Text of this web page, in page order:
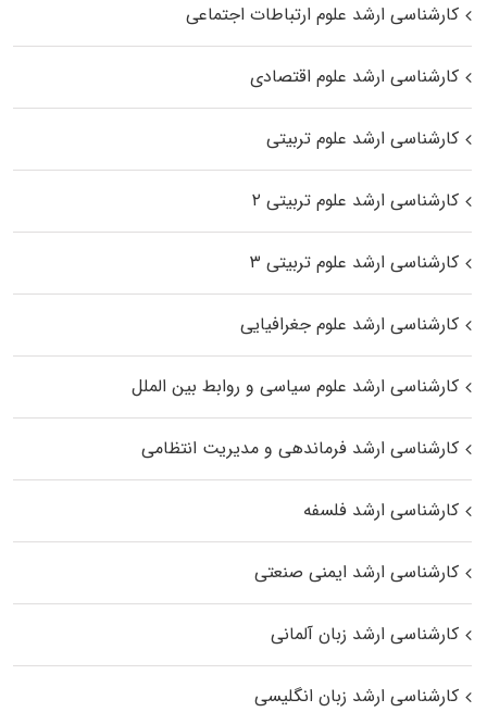
کارشناسی ارشد علوم ارتباطات اجتماعی
کارشناسی ارشد علوم اقتصادی
کارشناسی ارشد علوم تربیتی
کارشناسی ارشد علوم تربیتی ۲
کارشناسی ارشد علوم تربیتی ۳
کارشناسی ارشد علوم جغرافیایی
کارشناسی ارشد علوم سیاسی و روابط بین الملل
کارشناسی ارشد فرماندهی و مدیریت انتظامی
کارشناسی ارشد فلسفه
کارشناسی ارشد ایمنی صنعتی
کارشناسی ارشد زبان آلمانی
کارشناسی ارشد زبان انگلیسی